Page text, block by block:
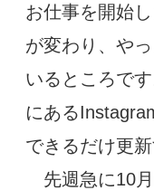
お仕事を開始
が変わり、や
いるところで
にある
できるだけ更
先週急に10